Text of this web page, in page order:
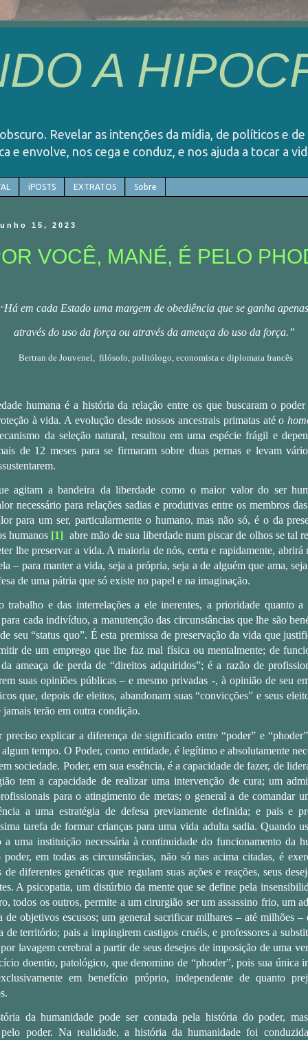
A
Revelar as intenções da mídia, de políticos e
e envolve, nos cega e conduz, e nos ajuda a tocar a
iPOSTS EXTRATOS Sobre
15, 2023
VOCÊ, MANÉ, É PELO
“Há em cada Estado uma margem de obediência que se ganha apenas
através do uso da força ou através da ameaça do uso da força.”
Bertran de Jouvenel filósofo, politólogo, economista e diplomata francês
humana é a história da relação entre os que buscaram o
à vida. A evolução desde nossos ancestrais primatas até o
da seleção natural, resultou em uma espécie frágil e
de 12 meses para se firmaram sobre duas pernas e levam
agitam a bandeira da liberdade como o maior valor do ser
necessário para relações sadias e produtivas entre os membros
para um ser, particularmente o humano, mas não só, é o da
humanos [1] abre mão de sua liberdade num piscar de olhos se tal
lhe preservar a vida. A maioria de nós, certa e rapidamente, abrirá
– para manter a vida, seja a própria, seja a de alguém que ama,
de uma pátria que só existe no papel e na imaginação.
trabalho e das interrelações a ele inerentes, a prioridade quanto a
cada indivíduo, a manutenção das circunstâncias que lhe são
seu “status quo”. É esta premissa de preservação da vida que
de um emprego que lhe faz mal física ou mentalmente; de
ameaça de perda de “direitos adquiridos”; é a razão de
suas opiniões públicas – e mesmo privadas -, à opinião de seu
que, depois de eleitos, abandonam suas “convicções” e seus
terão em outra condição.
preciso explicar a diferença de significado entre “poder” e
tempo. O Poder, como entidade, é legítimo e absolutamente
sociedade. Poder, em sua essência, é a capacidade de fazer, de
tem a capacidade de realizar uma intervenção de cura; um
para o atingimento de metas; o general a de comandar
a uma estratégia de defesa previamente definida; e pais e
tarefa de formar crianças para uma vida adulta sadia. Quando
a uma instituição necessária à continuidade do funcionamento da
em todas as circunstâncias, não só nas acima citadas, é
diferentes genéticas que regulam suas ações e reações, seus
A psicopatia, um distúrbio da mente que se define pela
todos os outros, permite a um cirurgião ser um assassino frio, um
de objetivos escusos; um general sacrificar milhares – até milhões
de território; pais a impingirem castigos cruéis, e professores a
lavagem cerebral a partir de seus desejos de imposição de uma
doentio, patológico, que denomino de “phoder”, pois sua única
em benefício próprio, independente de quanto
da humanidade pode ser contada pela história do poder,
poder. Na realidade, a história da humanidade foi